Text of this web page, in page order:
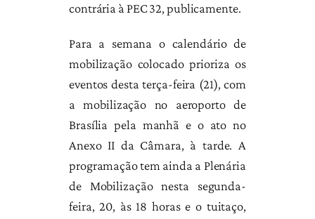
contrária à PEC 32, publicamente.
Para a semana o calendário de
mobilização colocado prioriza os
eventos desta terça-feira (21), com
a mobilização no aeroporto de
Brasília pela manhã e o ato no
Anexo II da Câmara, à tarde. A
programação tem ainda a Plenária
de Mobilização nesta segunda-
feira, 20, às 18 horas e o tuitaço,